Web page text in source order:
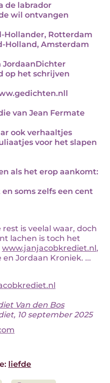
de labrador
wil ontvangen
Hollander, Rotterdam
Holland, Amsterdam
JordaanDichter
op het schrijven
van Jean Fermate
ook verhaaltjes
voor het slapen
als het erop aankomt:
soms zelfs een cent
rest is veelal waar, doch
lachen is toch het
www.janjacobkrediet.nl,
Jordaan Kroniek. ...
Van den Bos
10 september 2025
liefde